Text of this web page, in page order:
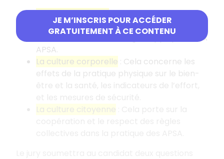
JE M’INSCRIS POUR ACCÉDER
GRATUITEMENT À CE CONTENU
La culture sportive: Cela inclut les
techniques, les tactiques, les règlements, et
les sciences et technologies appliquées aux
APSA.
La culture corporelle : Cela concerne les
effets de la pratique physique sur le bien-
être et la santé, les indicateurs de l’effort,
La culture citoyenne